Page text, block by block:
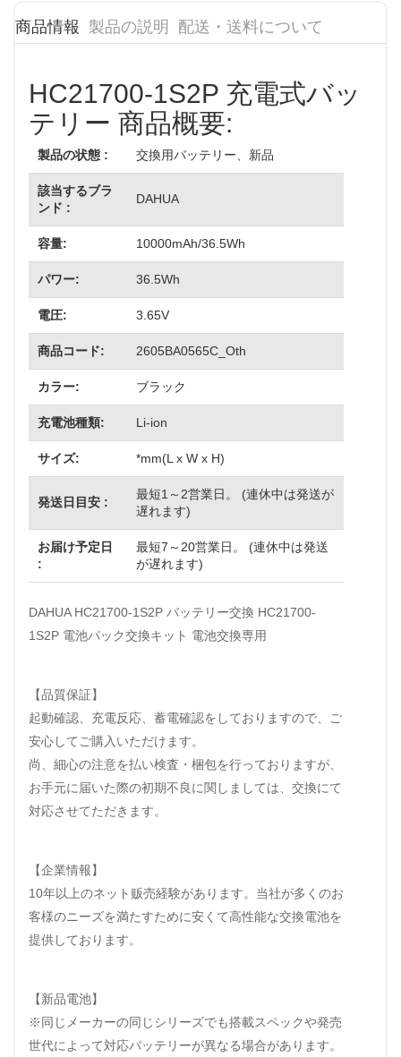
商品情報 製品の説明 配送・送料について
HC21700-1S2P 充電式バッ
テリー 商品概要:
製品の状態 : 交換用バッテリー、新品
該当するブラ
ンド :
DAHUA
容量: 10000mAh/36.5Wh
パワー: 36.5Wh
電圧: 3.65V
商品コード: 2605BA0565C_Oth
カラー: ブラック
充電池種類: Li-ion
サイズ: *mm(L x W x H)
発送日目安 :
最短1～2営業日。 (連休中は発送が
遅れます)
お届け予定日
:
最短7～20営業日。 (連休中は発送
が遅れます)
DAHUA HC21700-1S2P バッテリー交換 HC21700-
1S2P 電池パック交換キット 電池交換専用
【品質保証】
起動確認、充電反応、蓄電確認をしておりますので、ご
安心してご購入いただけます。
尚、細心の注意を払い検査・梱包を行っておりますが、
お手元に届いた際の初期不良に関しましては、交換にて
対応させてただきます。
【企業情報】
10年以上のネット贩売経験があります。当社が多くのお
客様のニーズを満たすために安くて高性能な交換電池を
提供しております。
【新品電池】
※同じメーカーの同じシリーズでも搭載スペックや発売
世代によって対応バッテリーが異なる場合があります。